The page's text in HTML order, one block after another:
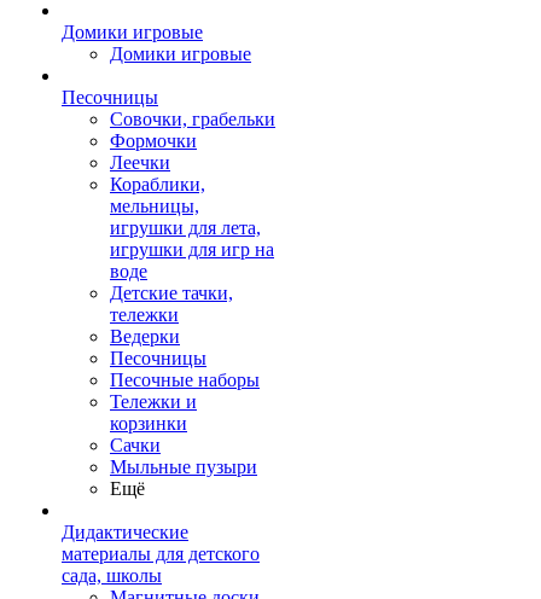
Домики игровые
Домики игровые
Песочницы
Совочки, грабельки
Формочки
Леечки
Кораблики,
мельницы,
игрушки для лета,
игрушки для игр на
воде
Детские тачки,
тележки
Ведерки
Песочницы
Песочные наборы
Тележки и
корзинки
Сачки
Мыльные пузыри
Ещё
Дидактические
материалы для детского
сада, школы